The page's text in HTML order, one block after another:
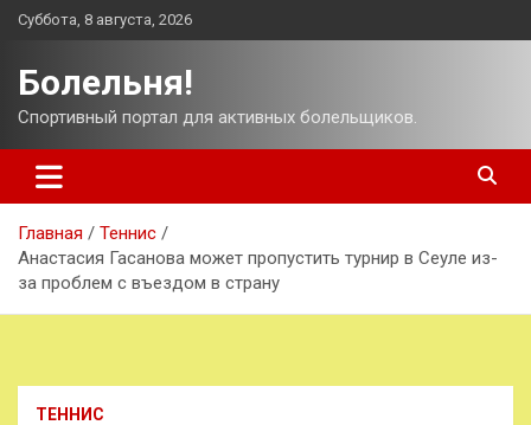
Перейти
Суббота, 8 августа, 2026
Болельня!
Спортивный портал для активных болельщиков.
Главная
Теннис
Анастасия Гасанова может пропустить турнир в Сеуле из-
за проблем с въездом в страну
ТЕННИС